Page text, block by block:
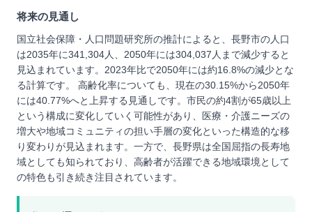
将来の見通し
国立社会保障・人口問題研究所の推計によると、長野市の人口
は2035年に341,304人、2050年には304,037人まで減少すると
見込まれています。2023年比で2050年には約16.8%の減少とな
る計算です。 高齢化率についても、現在の30.15%から2050年
には40.77%へと上昇する見通しです。市民の約4割が65歳以上
という構成に変化していく可能性があり、医療・介護ニーズの
増大や地域コミュニティの担い手層の変化といった構造的な移
り変わりが見込まれます。一方で、長野県は全国屈指の長寿地
域としても知られており、高齢者が活躍できる地域環境として
の特色も引き続き注目されています。